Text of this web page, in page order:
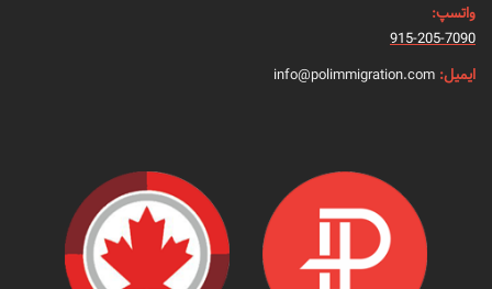
واتسپ:
915-205-7090
ایمیل: